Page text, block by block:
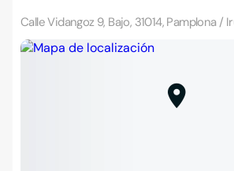
Calle Vidangoz 9, Bajo, 31014, Pamplona /